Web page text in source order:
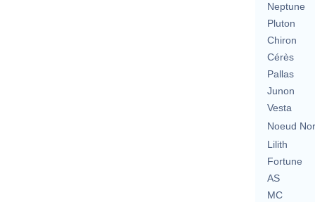
Neptune
Pluton
Chiron
Cérès
Pallas
Junon
Vesta
Noeud
Lilith
Fortune
AS
MC